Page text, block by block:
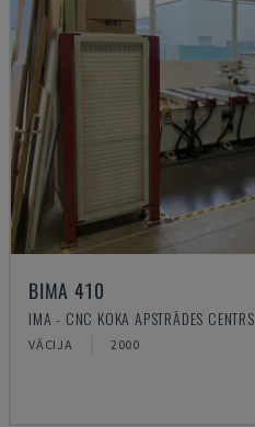
BIMA 410
IMA - CNC KOKA APSTRĀDES CENTRS
VĀCIJA 2000